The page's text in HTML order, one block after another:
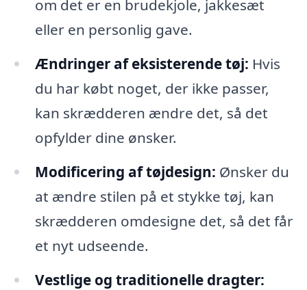
om det er en brudekjole, jakkesæt
eller en personlig gave.
Ændringer af eksisterende tøj: Hvis
du har købt noget, der ikke passer,
kan skrædderen ændre det, så det
opfylder dine ønsker.
Modificering af tøjdesign: Ønsker du
at ændre stilen på et stykke tøj, kan
skrædderen omdesigne det, så det får
et nyt udseende.
Vestlige og traditionelle dragter: